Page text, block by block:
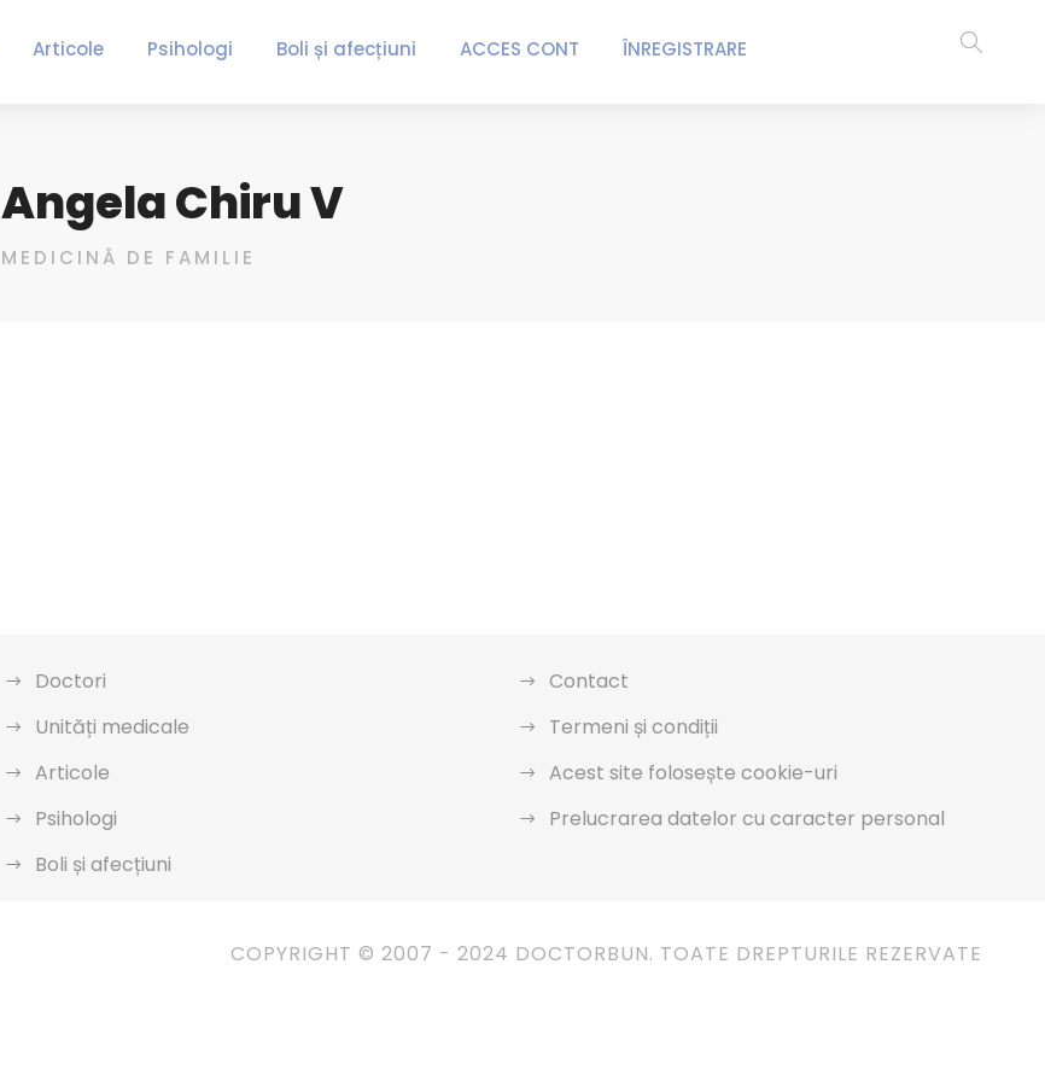
Articole Psihologi Boli și afecțiuni ACCES CONT ÎNREGISTRARE
Angela Chiru V
MEDICINĂ DE FAMILIE
Doctori
Unități medicale
Articole
Psihologi
Boli și afecțiuni
Contact
Termeni și condiții
Acest site folosește cookie-uri
Prelucrarea datelor cu caracter personal
COPYRIGHT © 2007 - 2024 DOCTORBUN. TOATE DREPTURILE REZERVATE